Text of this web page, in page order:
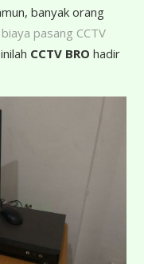
banyak orang
biaya pasang CCTV
CCTV BRO hadir